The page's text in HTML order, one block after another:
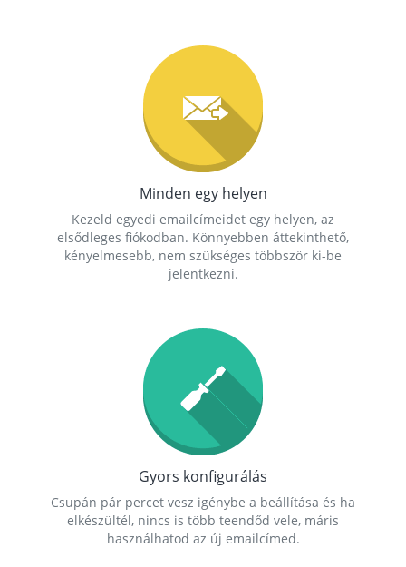
Minden egy helyen
Kezeld egyedi emailcímeidet egy helyen, az
elsődleges fiókodban. Könnyebben áttekinthető,
kényelmesebb, nem szükséges többször ki-be
jelentkezni.
Gyors konfigurálás
Csupán pár percet vesz igénybe a beállítása és ha
elkészültél, nincs is több teendőd vele, máris
használhatod az új emailcímed.